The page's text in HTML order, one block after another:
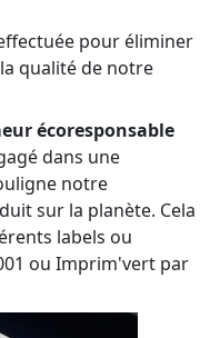
pour éliminer
qualité de notre
écoresponsable
dans une
notre
sur la planète. Cela
labels ou
ou Imprim'vert par